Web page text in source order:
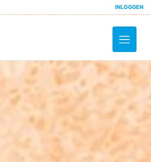
INLOGGEN
Toggle